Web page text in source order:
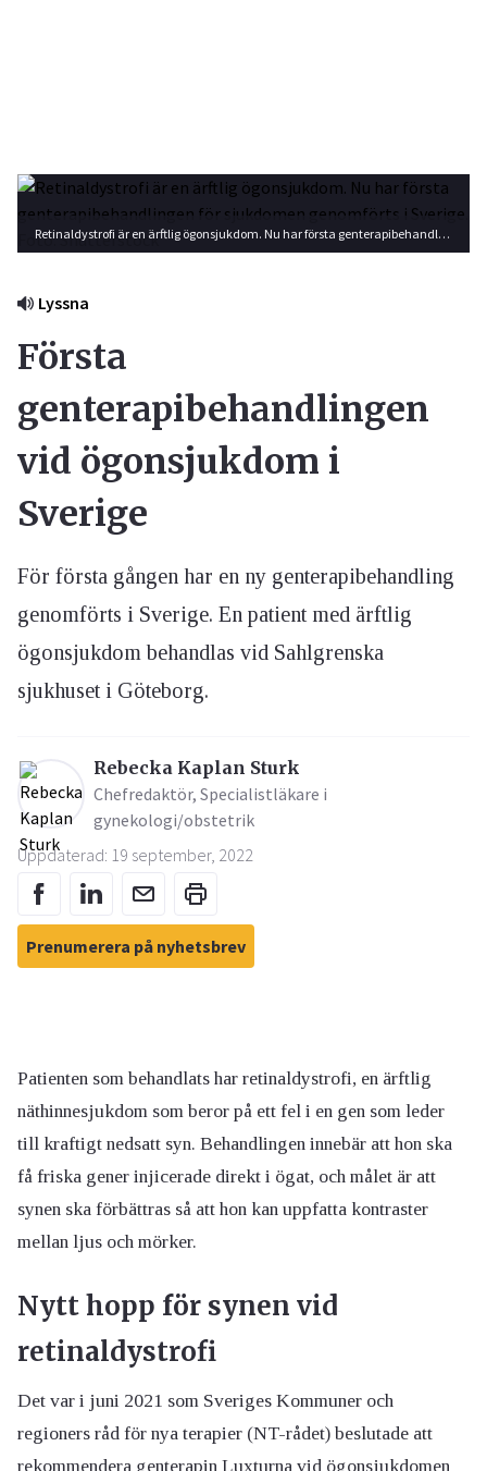
Retinaldystrofi är en ärftlig ögonsjukdom. Nu har första genterapibehandlingen för sjukdomen genomförts i Sverige. Foto: Shutterstock
Lyssna
Första
genterapibehandlingen
vid ögonsjukdom i
Sverige
För första gången har en ny genterapibehandling
genomförts i Sverige. En patient med ärftlig
ögonsjukdom behandlas vid Sahlgrenska
sjukhuset i Göteborg.
Rebecka Kaplan Sturk
Chefredaktör, Specialistläkare i
gynekologi/obstetrik
Uppdaterad: 19 september, 2022
Prenumerera på nyhetsbrev
Patienten som behandlats har retinaldystrofi, en ärftlig
näthinnesjukdom som beror på ett fel i en gen som leder
till kraftigt nedsatt syn. Behandlingen innebär att hon ska
få friska gener injicerade direkt i ögat, och målet är att
synen ska förbättras så att hon kan uppfatta kontraster
mellan ljus och mörker.
Nytt hopp för synen vid
retinaldystrofi
Det var i juni 2021 som Sveriges Kommuner och
regioners råd för nya terapier (NT-rådet) beslutade att
rekommendera genterapin Luxturna vid ögonsjukdomen